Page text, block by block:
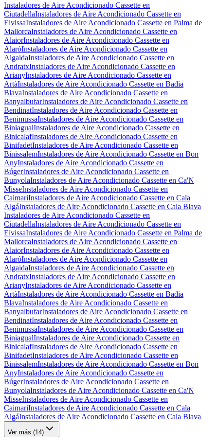
Instaladores de Aire Acondicionado Cassette en
CiutadellaInstaladores de Aire Acondicionado Cassette en
EivissaInstaladores de Aire Acondicionado Cassette en Palma de
MallorcaInstaladores de Aire Acondicionado Cassette en
AlaiorInstaladores de Aire Acondicionado Cassette en
AlaróInstaladores de Aire Acondicionado Cassette en
AlgaidaInstaladores de Aire Acondicionado Cassette en
AndratxInstaladores de Aire Acondicionado Cassette en
ArianyInstaladores de Aire Acondicionado Cassette en
ArtàInstaladores de Aire Acondicionado Cassette en Badia
BlavaInstaladores de Aire Acondicionado Cassette en
BanyalbufarInstaladores de Aire Acondicionado Cassette en
BendinatInstaladores de Aire Acondicionado Cassette en
BenimussaInstaladores de Aire Acondicionado Cassette en
BiniagualInstaladores de Aire Acondicionado Cassette en
BinicalafInstaladores de Aire Acondicionado Cassette en
BinifadetInstaladores de Aire Acondicionado Cassette en
BinissalemInstaladores de Aire Acondicionado Cassette en Bon
AnyInstaladores de Aire Acondicionado Cassette en
BúgerInstaladores de Aire Acondicionado Cassette en
BunyolaInstaladores de Aire Acondicionado Cassette en Ca'N
MisseInstaladores de Aire Acondicionado Cassette en
CaimariInstaladores de Aire Acondicionado Cassette en Cala
AlgáInstaladores de Aire Acondicionado Cassette en Cala Blava
Instaladores de Aire Acondicionado Cassette en
CiutadellaInstaladores de Aire Acondicionado Cassette en
EivissaInstaladores de Aire Acondicionado Cassette en Palma de
MallorcaInstaladores de Aire Acondicionado Cassette en
AlaiorInstaladores de Aire Acondicionado Cassette en
AlaróInstaladores de Aire Acondicionado Cassette en
AlgaidaInstaladores de Aire Acondicionado Cassette en
AndratxInstaladores de Aire Acondicionado Cassette en
ArianyInstaladores de Aire Acondicionado Cassette en
ArtàInstaladores de Aire Acondicionado Cassette en Badia
BlavaInstaladores de Aire Acondicionado Cassette en
BanyalbufarInstaladores de Aire Acondicionado Cassette en
BendinatInstaladores de Aire Acondicionado Cassette en
BenimussaInstaladores de Aire Acondicionado Cassette en
BiniagualInstaladores de Aire Acondicionado Cassette en
BinicalafInstaladores de Aire Acondicionado Cassette en
BinifadetInstaladores de Aire Acondicionado Cassette en
BinissalemInstaladores de Aire Acondicionado Cassette en Bon
AnyInstaladores de Aire Acondicionado Cassette en
BúgerInstaladores de Aire Acondicionado Cassette en
BunyolaInstaladores de Aire Acondicionado Cassette en Ca'N
MisseInstaladores de Aire Acondicionado Cassette en
CaimariInstaladores de Aire Acondicionado Cassette en Cala
AlgáInstaladores de Aire Acondicionado Cassette en Cala Blava
Ver más (14)